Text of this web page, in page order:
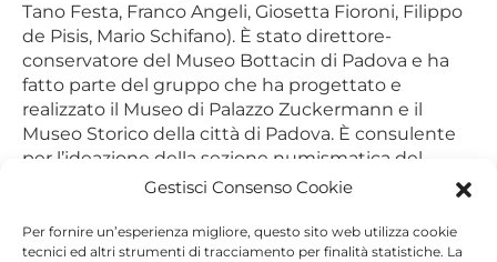
Gestisci Consenso Cookie
Per fornire un’esperienza migliore, questo sito web utilizza cookie
tecnici ed altri strumenti di tracciamento per finalità statistiche. La
Tano Festa, Franco Angeli, Giosetta Fioroni, Filippo
de Pisis, Mario Schifano). È stato direttore-
conservatore del Museo Bottacin di Padova e ha
fatto parte del gruppo che ha progettato e
realizzato il Museo di Palazzo Zuckermann e il
Museo Storico della città di Padova. È consulente
per l’ideazione della sezione numismatica del
Museo Archeologico Nazionale di Aquileia e del
Gerusalemme.